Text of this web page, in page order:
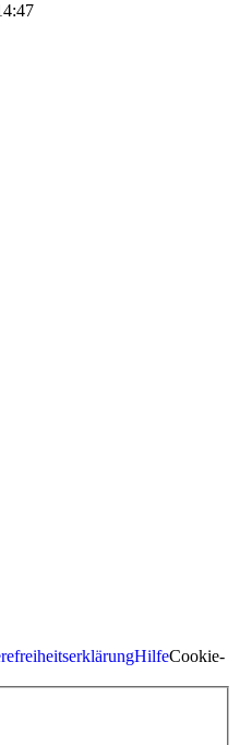
HilfeCookie-